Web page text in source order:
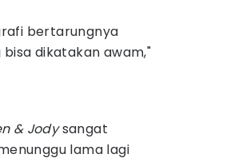
bertarungnya
dikatakan awam,"
& Jodysangat
lama lagi